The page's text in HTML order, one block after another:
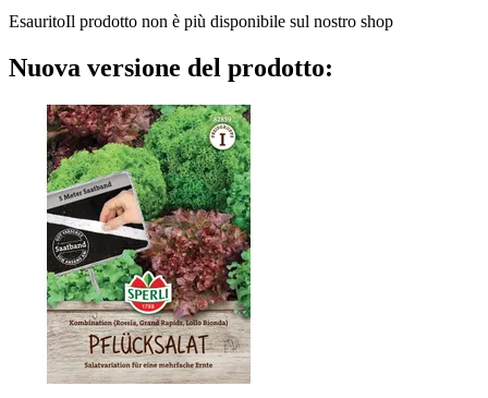
EsauritoIl prodotto non è più disponibile sul nostro shop
Nuova versione del prodotto: